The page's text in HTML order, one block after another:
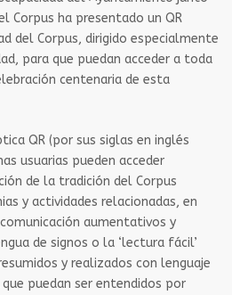
Corpus ha presentado un QR
del Corpus, dirigido especialmente
para que puedan acceder a toda
centenaria de esta
QR (por sus siglas en inglés
usuarias pueden acceder
de la tradición del Corpus
y actividades relacionadas, en
aumentativos y
de signos o la ‘lectura fácil’
y realizados con lenguaje
puedan ser entendidos por